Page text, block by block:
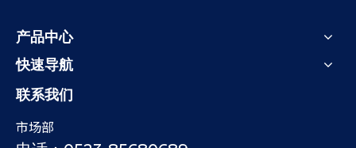
产品中心
快速导航
联系我们
市场部